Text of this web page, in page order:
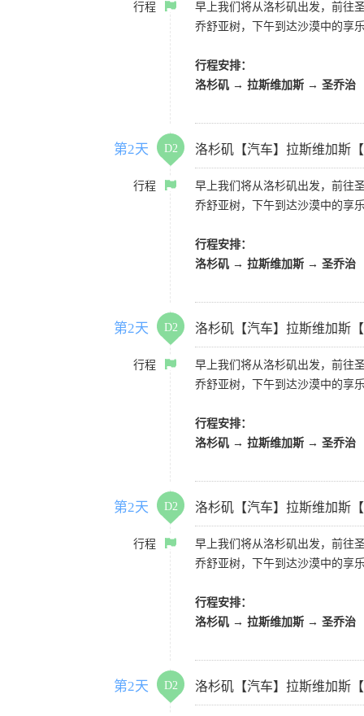
行程
早上我们将从洛杉矶出发，前往
乔舒亚树，下午到达沙漠中的享
行程安排：
洛杉矶 → 拉斯维加斯 → 圣乔治
第2天 D2 洛杉矶【汽车】拉斯维加斯
行程
早上我们将从洛杉矶出发，前往
乔舒亚树，下午到达沙漠中的享
行程安排：
洛杉矶 → 拉斯维加斯 → 圣乔治
第2天 D2 洛杉矶【汽车】拉斯维加斯
行程
早上我们将从洛杉矶出发，前往
乔舒亚树，下午到达沙漠中的享
行程安排：
洛杉矶 → 拉斯维加斯 → 圣乔治
第2天 D2 洛杉矶【汽车】拉斯维加斯
行程
早上我们将从洛杉矶出发，前往
乔舒亚树，下午到达沙漠中的享
行程安排：
洛杉矶 → 拉斯维加斯 → 圣乔治
第2天 D2 洛杉矶【汽车】拉斯维加斯